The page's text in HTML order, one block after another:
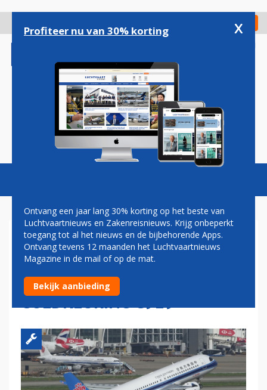
gaan
Check in
Magazine Podcasts Vacatures
CHINA DWARSBOOMT
LEVERINGEN AIRBUS EN EIST
VAART ACHTER
GOEDKEURING C919
Profiteer nu van 30% korting x
Ontvang een jaar lang 30% korting op het beste van
Luchtvaartnieuws en Zakenreisnieuws. Krijg onbeperkt
toegang tot al het nieuws en de bijbehorende Apps.
Ontvang tevens 12 maanden het Luchtvaartnieuws
Magazine in de mail of op de mat.
Bekijk aanbieding